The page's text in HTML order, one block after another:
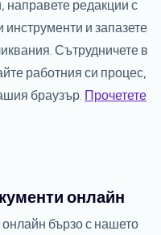
редакции с
и запазете
Сътрудничете в
работния си процес,
браузър. Прочетете
онлайн
бързо с нашето